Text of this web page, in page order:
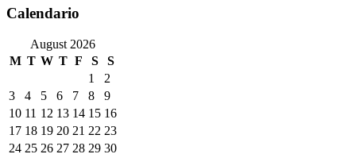
Calendario
August 2026
M T W T F S
S
1
2
3
4 5 6 7 8
9
10 11 12 13 14 15 16
17 18 19 20 21 22 23
24 25 26 27 28 29 30